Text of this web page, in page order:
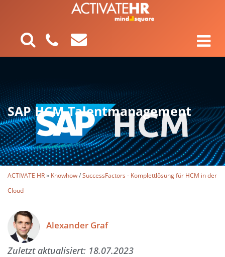
SAP HCM Talentmanagement
ACTIVATE HR» Knowhow/SuccessFactors - Komplettlösung für HCM in der
Cloud
Alexander Graf
Zuletzt aktualisiert: 18.07.2023